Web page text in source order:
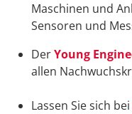
Maschinen und
Sensoren und
DerYoung
allen
Lassen Sie sich bei